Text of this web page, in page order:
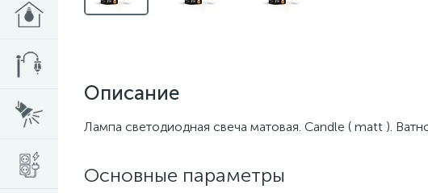
Описание
Лампа светодиодная свеча матовая. Candle ( matt ).
Основные параметры